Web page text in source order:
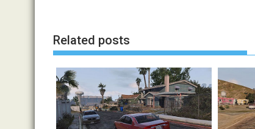
k
e
r
k
Related posts